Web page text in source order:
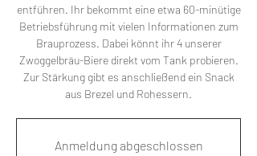
entführen. Ihr bekommt eine etwa 60-minütige
Betriebsführung mit vielen Informationen zum
Brauprozess. Dabei könnt ihr 4 unserer
Zwoggelbräu-Biere direkt vom Tank probieren.
Zur Stärkung gibt es anschließend ein Snack
aus Brezel und Rohessern.
Anmeldung abgeschlossen